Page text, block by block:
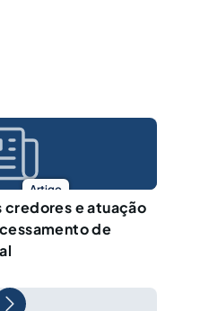
Artigo
e atuação
de